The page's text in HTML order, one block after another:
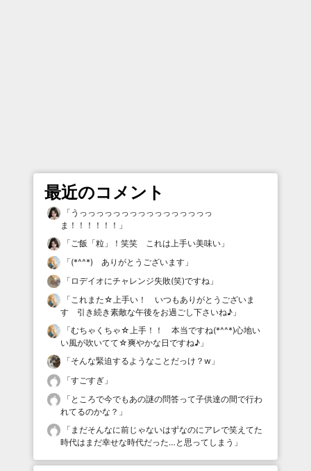
最近のコメント
「 うっっっっっっっっっっっっっっっっ
ま！！！！！！ 」
「 ご飯「粒」！笑笑 これは上手い美味い 」
「(*^^*) ありがとうございます 」
「 ロデイオにチャレンジ失敗(笑)ですね 」
「これまた☆上手い！ いつもありがとうございま
す 引き続き素敵な午後をお過ごし下さいね♪ 」
「むちゃくちゃ☆上手！！ 本当ですね(*^^*)心地い
い風が吹いてて☆爽やかな日ですね♪ 」
「そんな緊迫するようなことだっけ？w 」
「すごすぎ 」
「 ところで今でもあの謎の問答って子供達の間で行わ
れてるのかな？ 」
「 まだそんなに前じゃないはずなのにアレで笑えてた
時代はまだ幸せな時代だった…と思ってしまう 」